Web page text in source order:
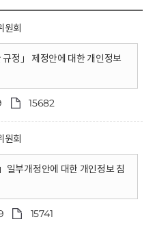
원회
규정」 제정안에 대한 개인정보
15682
원회
일부개정안에 대한 개인정보 침
15741